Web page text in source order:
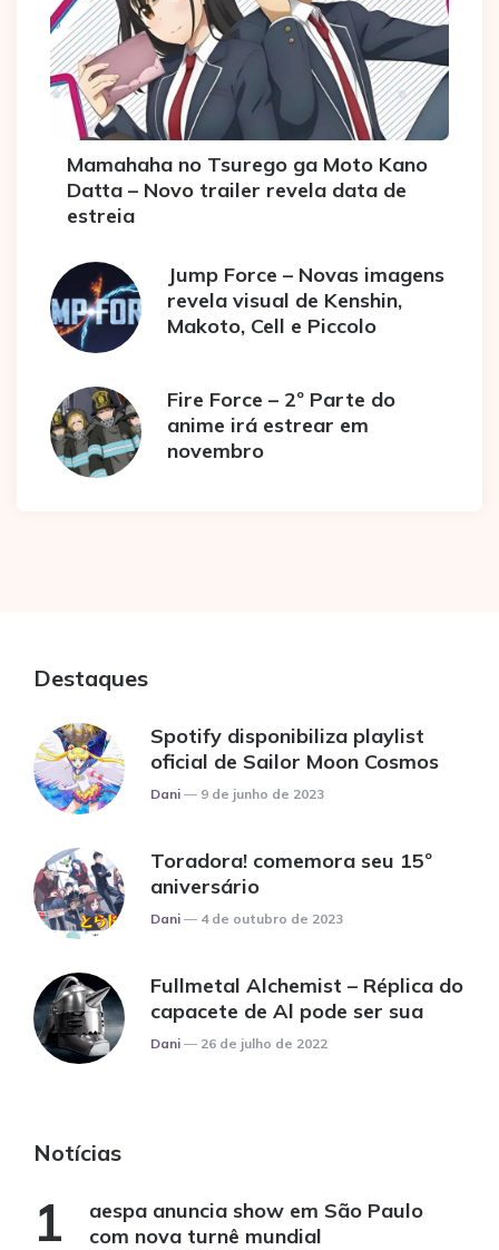
Mamahaha no Tsurego ga Moto Kano
Datta – Novo trailer revela data de
estreia
Jump Force – Novas imagens
revela visual de Kenshin,
Makoto, Cell e Piccolo
Fire Force – 2º Parte do
anime irá estrear em
novembro
Destaques
Spotify disponibiliza playlist
oficial de Sailor Moon Cosmos
Posted
Dani 9 de junho de 2023
Toradora! comemora seu 15º
aniversário
Posted
Dani 4 de outubro de 2023
Fullmetal Alchemist – Réplica do
capacete de Al pode ser sua
Posted
Dani 26 de julho de 2022
Notícias
aespa anuncia show em São Paulo
com nova turnê mundial